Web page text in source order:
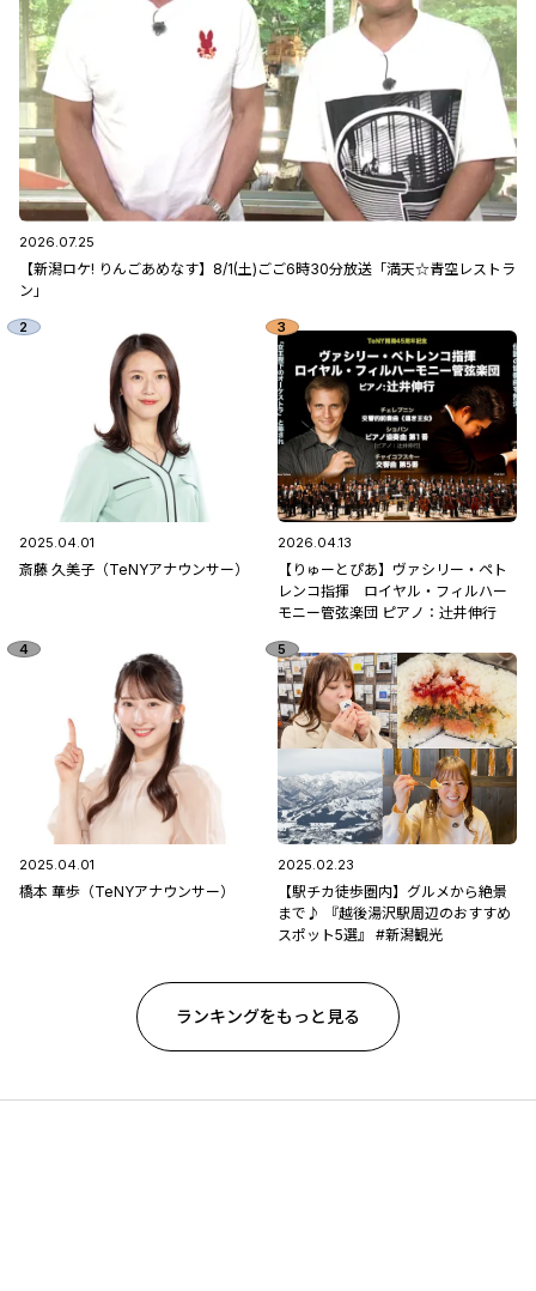
2026.07.25
【新潟ロケ! りんごあめなす】8/1(土)ごご6時30分放送「満天☆青空レストラ
ン」
2025.04.01
斎藤 久美子（TeNYアナウンサー）
2026.04.13
【りゅーとぴあ】ヴァシリー・ペト
レンコ指揮 ロイヤル・フィルハー
モニー管弦楽団 ピアノ：辻󠄀井伸行
2025.04.01
橋本 華歩（TeNYアナウンサー）
2025.02.23
【駅チカ徒歩圏内】グルメから絶景
まで♪ 『越後湯沢駅周辺のおすすめ
スポット5選』 #新潟観光
ランキングをもっと見る